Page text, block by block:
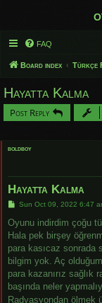
FAQ
Board index Türkçe
Hayatta Kalma
Post Reply
boldboy
Hayatta Kalma
P
s
t
Sun Oct 09, 2022 6:47
Oyunu indirdim çoğu
Hala pek birşey
para kasıcaz sonrada
bilgim yok. Aç
para kazanırız sağlık
başında neler
Radyasyondan ölmek